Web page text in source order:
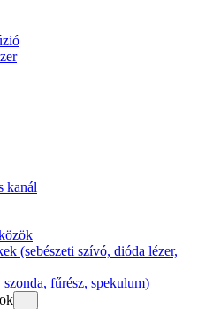
kanál
(sebészeti szívó, dióda lézer,
fűrész, spekulum)